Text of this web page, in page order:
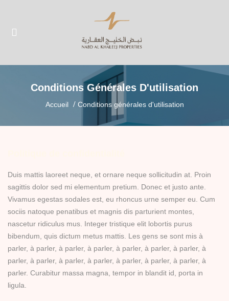
(PROPRIÉTÉS)
Conditions Générales D'utilisation
Accueil Conditions générales d'utilisation
Duis mattis laoreet neque, et ornare neque sollicitudin at. Proin
sagittis dolor sed mi elementum pretium. Donec et justo ante.
Vivamus egestas sodales est, eu rhoncus urne semper eu. Cum
sociis natoque penatibus et magnis dis parturient montes,
nascetur ridiculus mus. Integer tristique elit lobortis purus
bibendum, quis dictum metus mattis. Les gens se sont mis à
parler, à parler, à parler, à parler, à parler, à parler, à parler, à
parler, à parler, à parler, à parler, à parler, à parler, à parler, à
parler. Curabitur massa magna, tempor in blandit id, porta in
ligula.